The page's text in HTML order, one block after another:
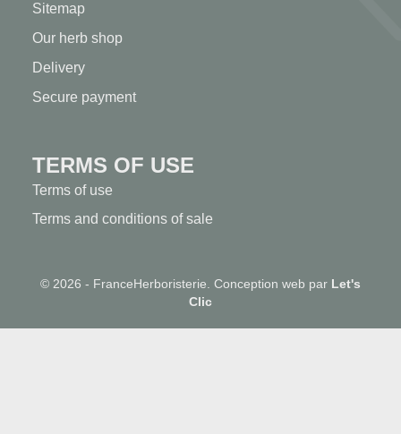
Sitemap
Our herb shop
Delivery
Secure payment
TERMS OF USE
Terms of use
Terms and conditions of sale
© 2026 - FranceHerboristerie. Conception web par Let's
Clic